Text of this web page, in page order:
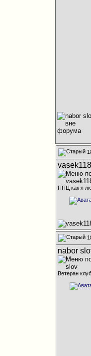
ППЦ как я
nabor
Ветеран